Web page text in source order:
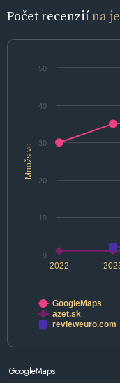
Počet recenziína
Množstvo
2022
0
10
20
30
40
50
GoogleMaps
azet.sk
revieweuro.com
GoogleMaps